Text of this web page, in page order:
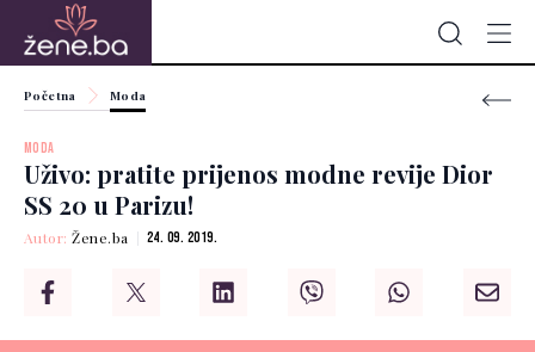
Početna Moda
MODA
Uživo: pratite prijenos modne revije Dior
SS 20 u Parizu!
Autor:Žene.ba 24. 09. 2019.